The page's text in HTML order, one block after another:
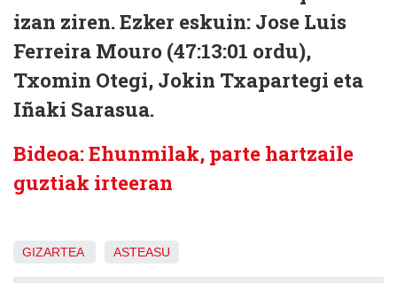
izan ziren. Ezker eskuin: Jose Luis
Ferreira Mouro (47:13:01 ordu),
Txomin Otegi, Jokin Txapartegi eta
Iñaki Sarasua.
Bideoa: Ehunmilak, parte hartzaile
guztiak irteeran
GIZARTEA ASTEASU